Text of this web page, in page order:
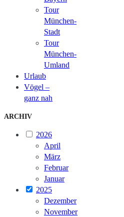
Tour
München-
Stadt
Tour
München-
Umland
Urlaub
Vögel –
ganz nah
ARCHIV
2026
April
März
Februar
Januar
2025
Dezember
November